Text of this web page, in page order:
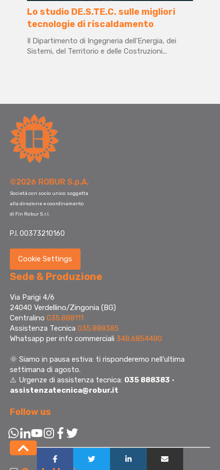
Lo studio DE.S.TE.C. sulle migliori
tecnologie di riscaldamento
Il Dipartimento di Ingegneria dell’Energia, dei
Sistemi, del Territorio e delle Costruzioni...
©2026 ROBUR S.p.A.
Società con socio unico soggetta
alla direzione e coordinamento
di Fin Robur S.r.l.
P.I. 00373210160
Cookie Settings
Sede & Produzione
Via Parigi 4/6
24040 Verdellino/Zingonia (BG)
Centralino 035.888111
Assistenza Tecnica 035.888385
Whatsapp per info commerciali 348.6854480
🌞 Siamo in pausa estiva: ti risponderemo nell'ultima
settimana di agosto.
⚠️ Urgenze di assistenza tecnica: 035 888383 ·
assistenzatecnica@robur.it
Follow us